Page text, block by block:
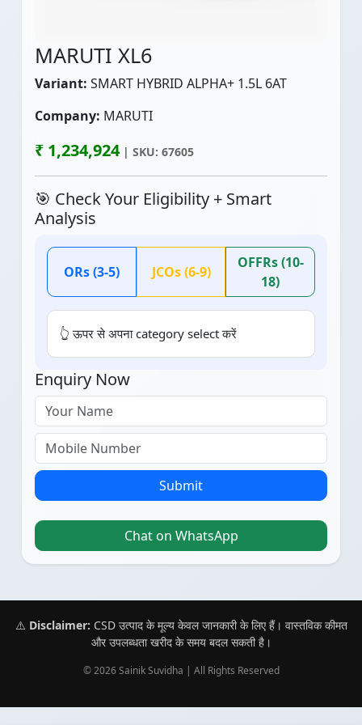
MARUTI XL6
Variant: SMART HYBRID ALPHA+ 1.5L 6AT
Company: MARUTI
₹ 1,234,924| SKU: 67605
🎯 Check Your Eligibility + Smart
Analysis
ORs (3-5) JCOs (6-9)
OFFRs (10-
18)
👆 ऊपर से अपना category select करें
Enquiry Now
Submit
Chat on WhatsApp
⚠️ Disclaimer: CSD उत्पाद के मूल्य केवल जानकारी के लिए हैं। वास्तविक कीमत
और उपलब्धता खरीद के समय बदल सकती है।
© 2026 Sainik Suvidha | All Rights Reserved